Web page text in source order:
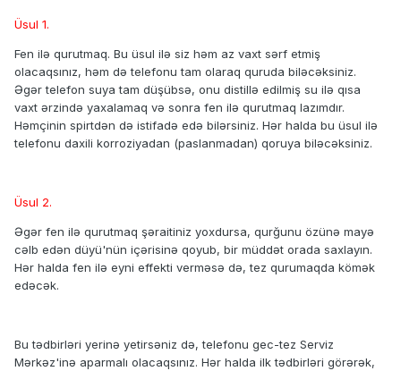
Üsul 1.
Fen ilə qurutmaq. Bu üsul ilə siz həm az vaxt sərf etmiş
olacaqsınız, həm də telefonu tam olaraq quruda biləcəksiniz.
Əgər telefon suya tam düşübsə, onu distillə edilmiş su ilə qısa
vaxt ərzində yaxalamaq və sonra fen ilə qurutmaq lazımdır.
Həmçinin spirtdən də istifadə edə bilərsiniz. Hər halda bu üsul ilə
telefonu daxili korroziyadan (paslanmadan) qoruya biləcəksiniz.
Üsul 2.
Əgər fen ilə qurutmaq şəraitiniz yoxdursa, qurğunu özünə mayə
cəlb edən düyü'nün içərisinə qoyub, bir müddət orada saxlayın.
Hər halda fen ilə eyni effekti verməsə də, tez qurumaqda kömək
edəcək.
Bu tədbirləri yerinə yetirsəniz də, telefonu gec-tez Serviz
Mərkəz'inə aparmalı olacaqsınız. Hər halda ilk tədbirləri görərək,